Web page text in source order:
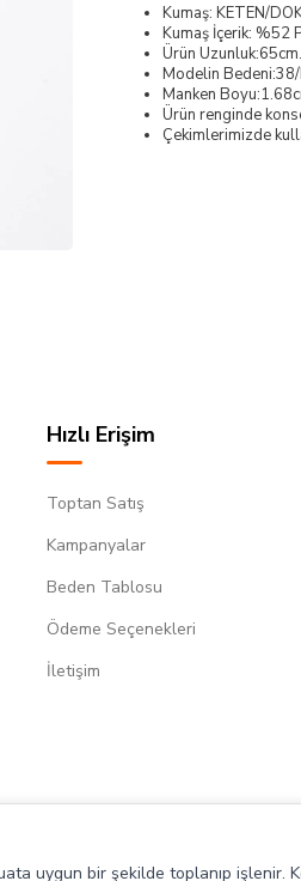
Kumaş: KETEN/
Kumaş İçerik: %52
Ürün Uzunluk:65cm.
Modelin
Manken
Ürün renginde
Çekimlerimizde
Hızlı Erişim
Toptan Satış
Kampanyalar
Beden Tablosu
Ödeme Seçenekleri
İletişim
uygun bir şekilde toplanıp işlenir.